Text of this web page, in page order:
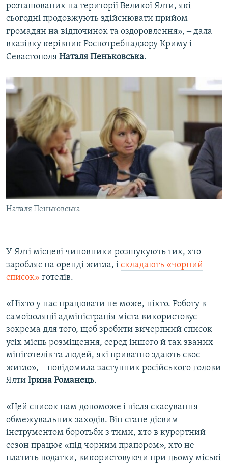
розташованих на території Великої Ялти, які
сьогодні продовжують здійснювати прийом
громадян на відпочинок та оздоровлення», ‒ дала
вказівку керівник Роспотребнадзору Криму і
Севастополя Наталя Пеньковська.
Наталя Пеньковська
У Ялті місцеві чиновники розшукують тих, хто
заробляє на оренді житла, і складають «чорний
список» готелів.
«Ніхто у нас працювати не може, ніхто. Роботу в
самоізоляції адміністрація міста використовує
зокрема для того, щоб зробити вичерпний список
усіх місць розміщення, серед іншого й так званих
мініготелів та людей, які приватно здають своє
житло», ‒ повідомила заступник російського голови
Ялти Ірина Романець.
«Цей список нам допоможе і після скасування
обмежувальних заходів. Він стане дієвим
інструментом боротьби з тими, хто в курортний
сезон працює «під чорним прапором», хто не
платить податки, використовуючи при цьому міські